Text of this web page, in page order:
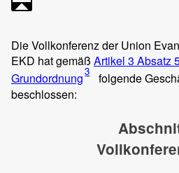
Die Vollkonferenz der Union
EKD hat gemäß Artikel 3 Absatz
Grundordnung3
folgende
beschlossen: